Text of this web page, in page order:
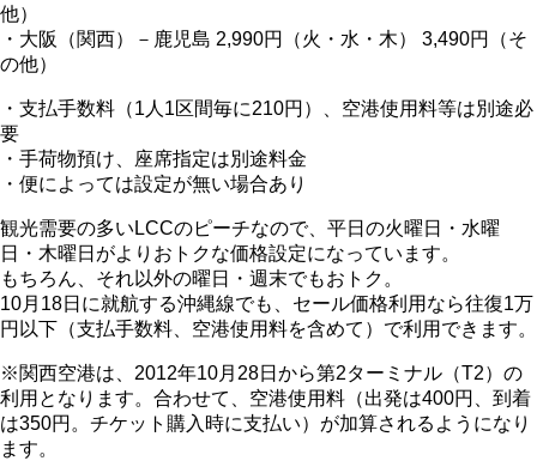
他）
・大阪（関西）－鹿児島 2,990円（火・水・木） 3,490円（そ
の他）
・支払手数料（1人1区間毎に210円）、空港使用料等は別途必
要
・手荷物預け、座席指定は別途料金
・便によっては設定が無い場合あり
観光需要の多いLCCのピーチなので、平日の火曜日・水曜
日・木曜日がよりおトクな価格設定になっています。
もちろん、それ以外の曜日・週末でもおトク。
10月18日に就航する沖縄線でも、セール価格利用なら往復1万
円以下（支払手数料、空港使用料を含めて）で利用できます。
※関西空港は、2012年10月28日から第2ターミナル（T2）の
利用となります。合わせて、空港使用料（出発は400円、到着
は350円。チケット購入時に支払い）が加算されるようになり
ます。